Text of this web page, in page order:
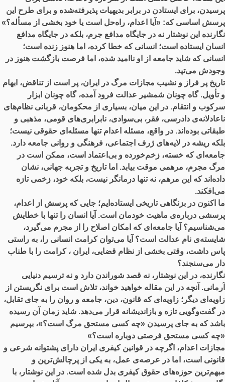
پرسیدن، برای ایستادن در برابر بدیهیات پذیرفته‌شده و برای طرح این
پرسش اساسی که: «آیا اعدام، راه‌حل است یا خود بخشی از مسأله؟»
نگارنده این نوشتار نه در جایگاه مدافع جرم، بلکه در جایگاه مدافع
انسان ایستاده است؛ انسانی که خطا کرده، اما هنوز زنده است؛
انسانی که شاید جامعه از او ناامید شده، اما فرصت بازگشت هنوز در
وجودش می‌تپد.
تاریخ پر فراز و نشیب مجازات مرگ در ایران، پر است از تناقض، ابهام
و تأویل. گاه چونان شمشیر عدالت فرود آمده، گاه چونان ابزار
سرکوب و انتقام. در این میان، بسیاری از محکومان، قربانی نظام‌های
ناعادلانه‌ی دادرسی، فقر، بی‌سوادی، نابرابری‌های قومی، مذهبی و
طبقاتی بوده‌اند. در واقع، مسئله اعدام تنها مسئله‌ای حقوقی نیست؛
بلکه ریشه در لایه‌های ژرف اجتماعی، فرهنگی و روانی جامعه دارد.
جامعه‌ای که خسته، زخم‌خورده و بی‌اعتماد است، ممکن است در
مرگ مجرم، مرهمی موقت بیابد. اما تاریخ و تجربه جهانی، نشان
داده‌اند که این مرهم، نه تنها درمانگر نیست، بلکه خود، زخمی تازه
می‌افکند.
ما اکنون در بزنگاهی تاریخی ایستاده‌ایم؛ جایی که پرسش از اعدام،
پرسشی درباره‌ی ماهیت خودمان است. آیا انسان را تنها با خطایش
می‌شناسیم؟ آیا جامعه‌ای که امکان اصلاح را از مجرم می‌گیرد،
شایسته‌ی نام عدالت است؟ آیا می‌توان کرامت انسانی را، به ‌راستی
پاس داشت، وقتی بخشی از نظام قضایی، ایران ، کرامت را با طناب
دار می‌سنجند؟
نگارنده، در این نوشتار، نه قصد شوراندن دارد و نه ترسیم دنیایی
آرمانی. آنچه در این مقاله خواهید خواند، تلاش است برای نگریستن از
زاویه‌ای دیگر؛ زاویه‌ای که قانون، دین، جامعه و روان را به‌ جای تقابل،
در گفت‌وگویی تازه و بازاندیشانه قرار می‌دهد. شاید زمان آن رسیده
باشد که به‌ جای پرسیدن «چه کسی مستحق مرگ است؟»، بپرسیم
«چه کسی مستحق فرصتی دوباره است؟»
مجازات اعدام، اگرچه در قوانین کیفری ایران دارای پشتوانه شرعی و
قانونی است، اما در عرصه‌ی عمل، به یکی از پرچالش‌ترین و
مبهم‌ترین حوزه‌های حقوق کیفری بدل شده است. در این نوشتار، با